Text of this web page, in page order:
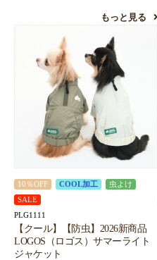
もっと見る
10％OFF COOL加工
虫よけ
SALE
PLG1111
【クール】【防虫】2026新商品
LOGOS（ロゴス）サマーライト
ジャケット